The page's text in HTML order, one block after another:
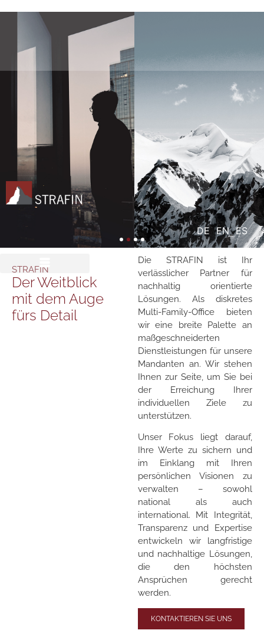
DE EN ES
STRAFIN
Der Weitblick
mit dem Auge
fürs Detail
Die STRAFIN ist Ihr
verlässlicher Partner für
nachhaltig orientierte
Lösungen. Als diskretes
Multi-Family-Office bieten
wir eine breite Palette an
maßgeschneiderten
Dienstleistungen für unsere
Mandanten an. Wir stehen
Ihnen zur Seite, um Sie bei
der Erreichung Ihrer
individuellen Ziele zu
unterstützen.
Unser Fokus liegt darauf,
Ihre Werte zu sichern und
im Einklang mit Ihren
persönlichen Visionen zu
verwalten – sowohl
national als auch
international. Mit Integrität,
Transparenz und Expertise
entwickeln wir langfristige
und nachhaltige Lösungen,
die den höchsten
Ansprüchen gerecht
werden.
KONTAKTIEREN SIE UNS